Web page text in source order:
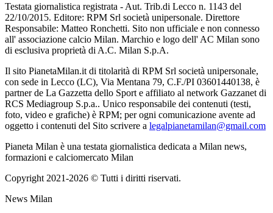
Testata giornalistica registrata - Aut. Trib.di Lecco n. 1143 del
22/10/2015. Editore: RPM Srl società unipersonale. Direttore
Responsabile: Matteo Ronchetti. Sito non ufficiale e non connesso
all' associazione calcio Milan. Marchio e logo dell' AC Milan sono
di esclusiva proprietà di A.C. Milan S.p.A.
Il sito PianetaMilan.it di titolarità di RPM Srl società unipersonale,
con sede in Lecco (LC), Via Mentana 79, C.F./PI 03601440138, è
partner de La Gazzetta dello Sport e affiliato al network Gazzanet di
RCS Mediagroup S.p.a.. Unico responsabile dei contenuti (testi,
foto, video e grafiche) è RPM; per ogni comunicazione avente ad
oggetto i contenuti del Sito scrivere a legalpianetamilan@gmail.com
Pianeta Milan è una testata giornalistica dedicata a Milan news,
formazioni e calciomercato Milan
Copyright 2021-2026 © Tutti i diritti riservati.
News Milan